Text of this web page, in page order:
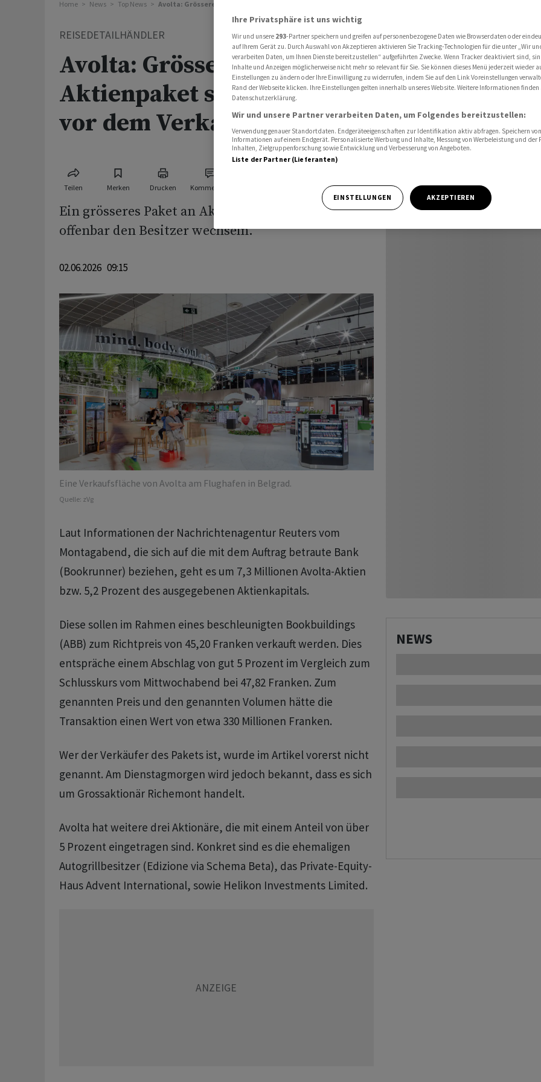
Home News Top News Avolta: Grösseres Aktienpaket steht offenbar vor dem Verkauf
REISEDETAILHÄNDLER
Avolta: Grösseres
Aktienpaket steht offenbar
vor dem Verkauf
Teilen Merken Drucken Kommentare
Ein grösseres Paket an Aktien von Avolta soll
offenbar den Besitzer wechseln.
02.06.2026 09:15
Eine Verkaufsfläche von Avolta am Flughafen in Belgrad.
Quelle: zVg
Laut Informationen der Nachrichtenagentur Reuters vom
Montagabend, die sich auf die mit dem Auftrag betraute Bank
(Bookrunner) beziehen, geht es um 7,3 Millionen Avolta-Aktien
bzw. 5,2 Prozent des ausgegebenen Aktienkapitals.
Diese sollen im Rahmen eines beschleunigten Bookbuildings
(ABB) zum Richtpreis von 45,20 Franken verkauft werden. Dies
entspräche einem Abschlag von gut 5 Prozent im Vergleich zum
Schlusskurs vom Mittwochabend bei 47,82 Franken. Zum
genannten Preis und den genannten Volumen hätte die
Transaktion einen Wert von etwa 330 Millionen Franken.
Wer der Verkäufer des Pakets ist, wurde im Artikel vorerst nicht
genannt. Am Dienstagmorgen wird jedoch bekannt, dass es sich
um Grossaktionär Richemont handelt.
Avolta hat weitere drei Aktionäre, die mit einem Anteil von über
5 Prozent eingetragen sind. Konkret sind es die ehemaligen
Autogrillbesitzer (Edizione via Schema Beta), das Private-Equity-
Haus Advent International, sowie Helikon Investments Limited.
NEWS
Ihre Privatsphäre ist uns wichtig
Wir und unsere 293-Partner speichern und greifen auf personenbezogene Daten wie Browserdaten oder
auf Ihrem Gerät zu. Durch Auswahl von Akzeptieren aktivieren Sie Tracking-Technologien für die unter „Wir
verarbeiten Daten, um Ihnen Dienste bereitzustellen“ aufgeführten Zwecke. Wenn Tracker deaktiviert sind,
Inhalte und Anzeigen möglicherweise nicht mehr so relevant für Sie. Sie können dieses Menü jederzeit wieder
Einstellungen zu ändern oder Ihre Einwilligung zu widerrufen, indem Sie auf den Link Voreinstellungen
Rand der Webseite klicken. Ihre Einstellungen gelten innerhalb unseres Website. Weitere Informationen finden
Datenschutzerklärung.
Wir und unsere Partner verarbeiten Daten, um Folgendes bereitzustellen:
Verwendung genauer Standortdaten. Endgeräteeigenschaften zur Identifikation aktiv abfragen. Speichern
Informationen auf einem Endgerät. Personalisierte Werbung und Inhalte, Messung von Werbeleistung und der
Inhalten, Zielgruppenforschung sowie Entwicklung und Verbesserung von Angeboten.
Liste der Partner (Lieferanten)
EINSTELLUNGEN AKZEPTIEREN